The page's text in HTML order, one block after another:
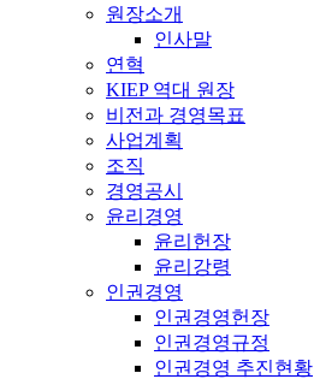
원장소개
인사말
연혁
KIEP 역대 원장
비전과 경영목표
사업계획
조직
경영공시
윤리경영
윤리헌장
윤리강령
인권경영
인권경영헌장
인권경영규정
인권경영 추진현황